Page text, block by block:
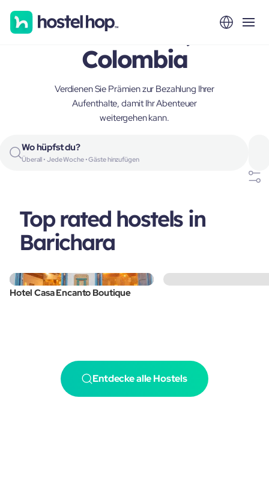
Barichara,
Colombia
Verdienen Sie Prämien zur Bezahlung Ihrer
Aufenthalte, damit Ihr Abenteuer
weitergehen kann.
Wo hüpfst du?
Überall • Jede Woche • Gäste hinzufügen
Top rated hostels in
Barichara
Hotel Casa Encanto Boutique
Entdecke alle Hostels